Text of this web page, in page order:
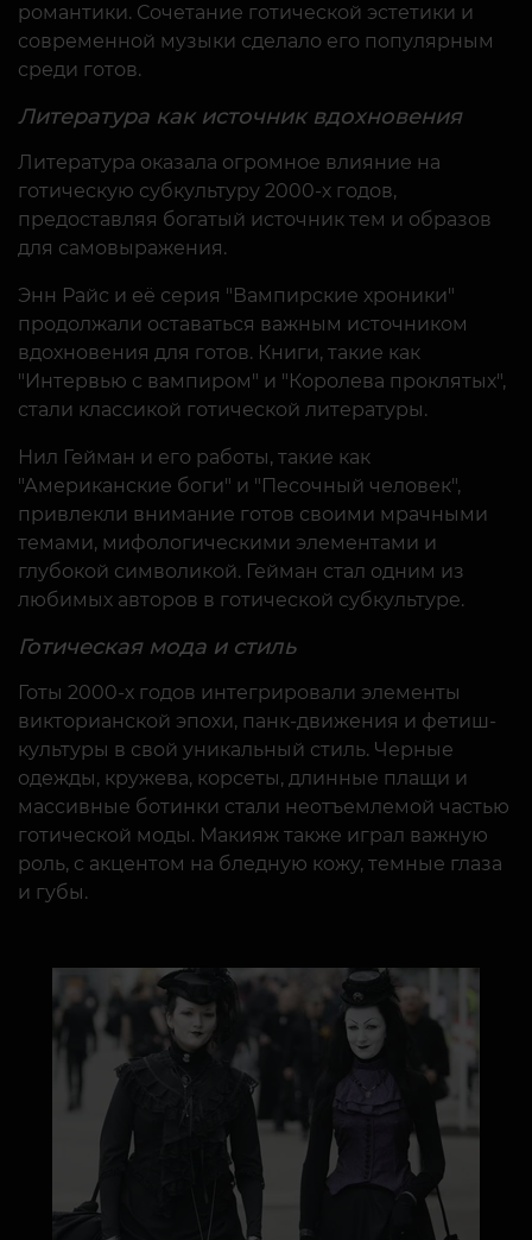
романтики. Сочетание готической эстетики и
современной музыки сделало его популярным
среди готов.
Литература как источник вдохновения
Литература оказала огромное влияние на
готическую субкультуру 2000-х годов,
предоставляя богатый источник тем и образов
для самовыражения.
Энн Райс и её серия "Вампирские хроники"
продолжали оставаться важным источником
вдохновения для готов. Книги, такие как
"Интервью с вампиром" и "Королева проклятых",
стали классикой готической литературы.
Нил Гейман и его работы, такие как
"Американские боги" и "Песочный человек",
привлекли внимание готов своими мрачными
темами, мифологическими элементами и
глубокой символикой. Гейман стал одним из
любимых авторов в готической субкультуре.
Готическая мода и стиль
Готы 2000-х годов интегрировали элементы
викторианской эпохи, панк-движения и фетиш-
культуры в свой уникальный стиль. Черные
одежды, кружева, корсеты, длинные плащи и
массивные ботинки стали неотъемлемой частью
готической моды. Макияж также играл важную
роль, с акцентом на бледную кожу, темные глаза
и губы.